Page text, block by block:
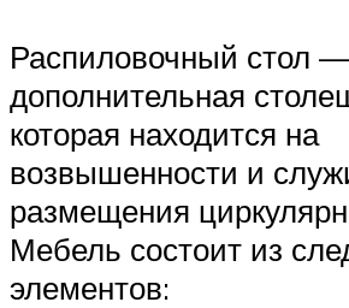
Распиловочный стол
дополнительная
которая находится на
возвышенности и
размещения
Мебель состоит из
элементов: